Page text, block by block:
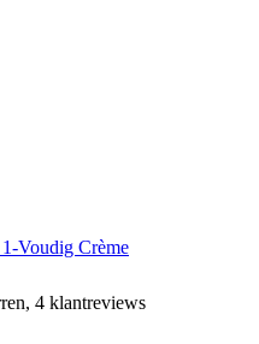
Voudig Crème
4 klantreviews